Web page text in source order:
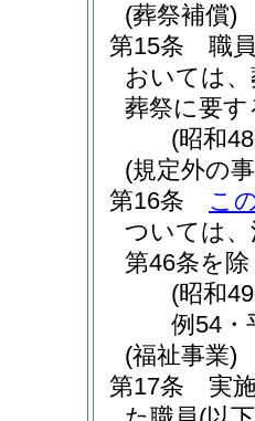
(葬祭補償)
第15条
職
おいては
葬祭に要
(昭和
(規定外の
第16条
こ
ついては
第46条を
(昭和
例54・
(福祉事業)
第17条
実